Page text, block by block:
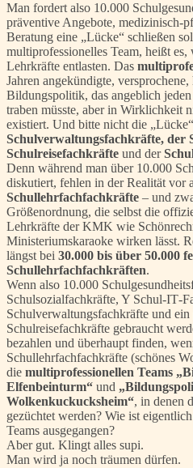
Man fordert also 10.000
präventive Angebote,
Beratung eine „Lücke“ schließen
multiprofessionelles Team, heißt
Lehrkräfte entlasten. Das
Jahren angekündigte,
Bildungspolitik, das angeblich
traben müsste, aber in Wirklichkeit
existiert. Und bitte nicht die
Schulverwaltungsfachkräfte, der
Schulreisefachkräfte und der
Denn während man über 10.000
diskutiert, fehlen in der Realität vor
Schullehrfachfachkräfte – und
Größenordnung, die selbst die
Lehrkräfte der KMK wie
Ministeriumskaraoke wirken lässt.
längst bei 30.000 bis über 50.000
Schullehrfachfachkräften.
Wenn also 10.000
Schulsozialfachkräfte, Y
Schulverwaltungsfachkräfte und
Schulreisefachkräfte gebraucht
bezahlen und überhaupt finden,
Schullehrfachfachkräfte (schönes
die multiprofessionellen Teams
Elfenbeinturm“ und
Wolkenkuckucksheim“, in denen
gezüchtet werden? Wie ist
Teams ausgegangen?
Aber gut. Klingt alles supi.
Man wird ja noch träumen dürfen.